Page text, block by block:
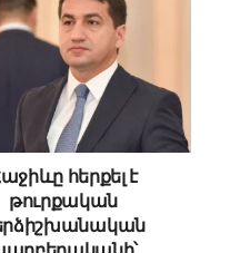
հերքել է
թուրքական